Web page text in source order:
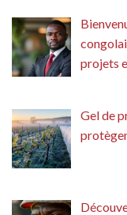
projets
Gel de